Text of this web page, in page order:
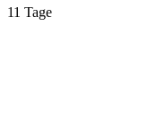
11 Tage